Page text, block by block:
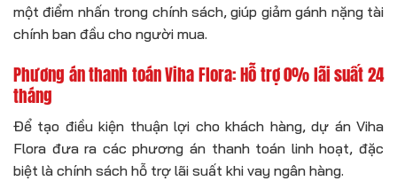
một điểm nhấn trong chính sách, giúp giảm gánh nặng tài
chính ban đầu cho người mua.
Phương án thanh toán Viha Flora: Hỗ trợ 0% lãi suất 24
tháng
Để tạo điều kiện thuận lợi cho khách hàng, dự án Viha
Flora đưa ra các phương án thanh toán linh hoạt, đặc
biệt là chính sách hỗ trợ lãi suất khi vay ngân hàng.